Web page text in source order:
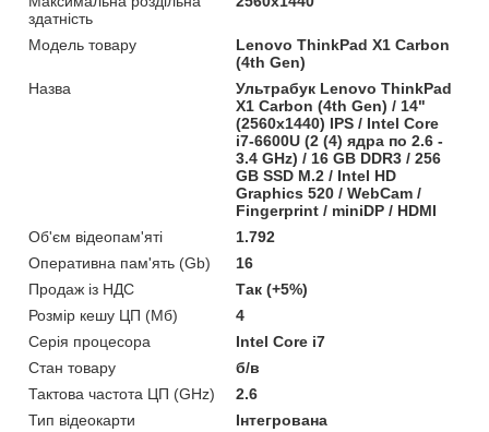
здатність
Модель товару
Lenovo ThinkPad X1 Carbon
(4th Gen)
Назва
Ультрабук Lenovo ThinkPad
X1 Carbon (4th Gen) / 14"
(2560x1440) IPS / Intel Core
i7-6600U (2 (4) ядра по 2.6 -
3.4 GHz) / 16 GB DDR3 / 256
GB SSD M.2 / Intel HD
Graphics 520 / WebCam /
Fingerprint / miniDP / HDMI
Об'єм відеопам'яті
1.792
Оперативна пам'ять (Gb)
16
Продаж із НДС
Так (+5%)
Розмір кешу ЦП (Мб)
4
Серія процесора
Intel Core i7
Стан товару
б/в
Тактова частота ЦП (GHz)
2.6
Тип відеокарти
Інтегрована